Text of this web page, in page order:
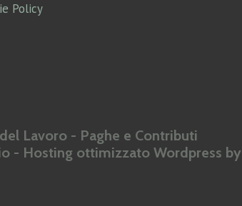
Policy
Lavoro - Paghe e Contributi
- Hosting ottimizzato Wordpress by